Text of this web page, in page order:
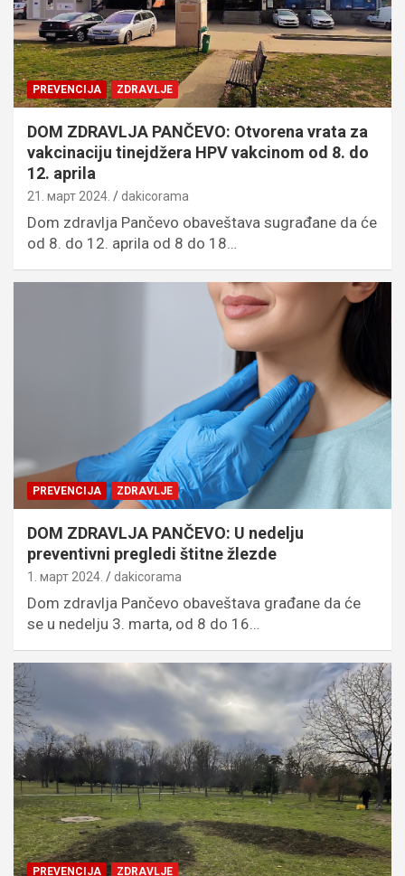
PREVENCIJA ZDRAVLJE
DOM ZDRAVLJA PANČEVO: Otvorena vrata za
vakcinaciju tinejdžera HPV vakcinom od 8. do
12. aprila
21. март 2024. dakicorama
Dom zdravlja Pančevo obaveštava sugrađane da će
od 8. do 12. aprila od 8 do 18…
PREVENCIJA ZDRAVLJE
DOM ZDRAVLJA PANČEVO: U nedelju
preventivni pregledi štitne žlezde
1. март 2024. dakicorama
Dom zdravlja Pančevo obaveštava građane da će
se u nedelju 3. marta, od 8 do 16…
PREVENCIJA ZDRAVLJE